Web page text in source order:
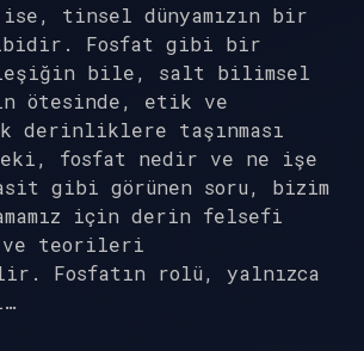
ise, tinsel dünyamızın bir
gibidir. Fosfat gibi bir
bile, salt bilimsel
ötesinde, etik ve
derinliklere taşınması
Peki, fosfat nedir ve ne işe
gibi görünen soru, bizim
için derin felsefi
ve teorileri
Fosfatın rolü, yalnızca